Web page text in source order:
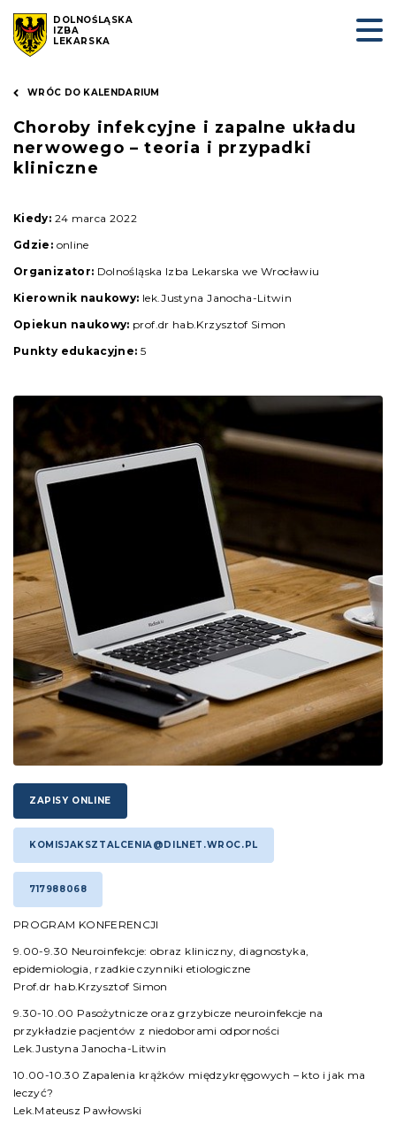
DOLNOŚLĄSKA
IZBA
LEKARSKA
WRÓC DO KALENDARIUM
Choroby infekcyjne i zapalne układu
nerwowego – teoria i przypadki
kliniczne
Kiedy: 24 marca 2022
Gdzie: online
Organizator: Dolnośląska Izba Lekarska we Wrocławiu
Kierownik naukowy: lek.Justyna Janocha-Litwin
Opiekun naukowy: prof.dr hab.Krzysztof Simon
Punkty edukacyjne: 5
ZAPISY ONLINE
KOMISJAKSZTALCENIA@DILNET.WROC.PL
717988068
PROGRAM KONFERENCJI
9.00-9.30 Neuroinfekcje: obraz kliniczny, diagnostyka,
epidemiologia, rzadkie czynniki etiologiczne
Prof.dr hab.Krzysztof Simon
9.30-10.00 Pasożytnicze oraz grzybicze neuroinfekcje na
przykładzie pacjentów z niedoborami odporności
Lek.Justyna Janocha-Litwin
10.00-10.30 Zapalenia krążków międzykręgowych – kto i jak ma
leczyć?
Lek.Mateusz Pawłowski